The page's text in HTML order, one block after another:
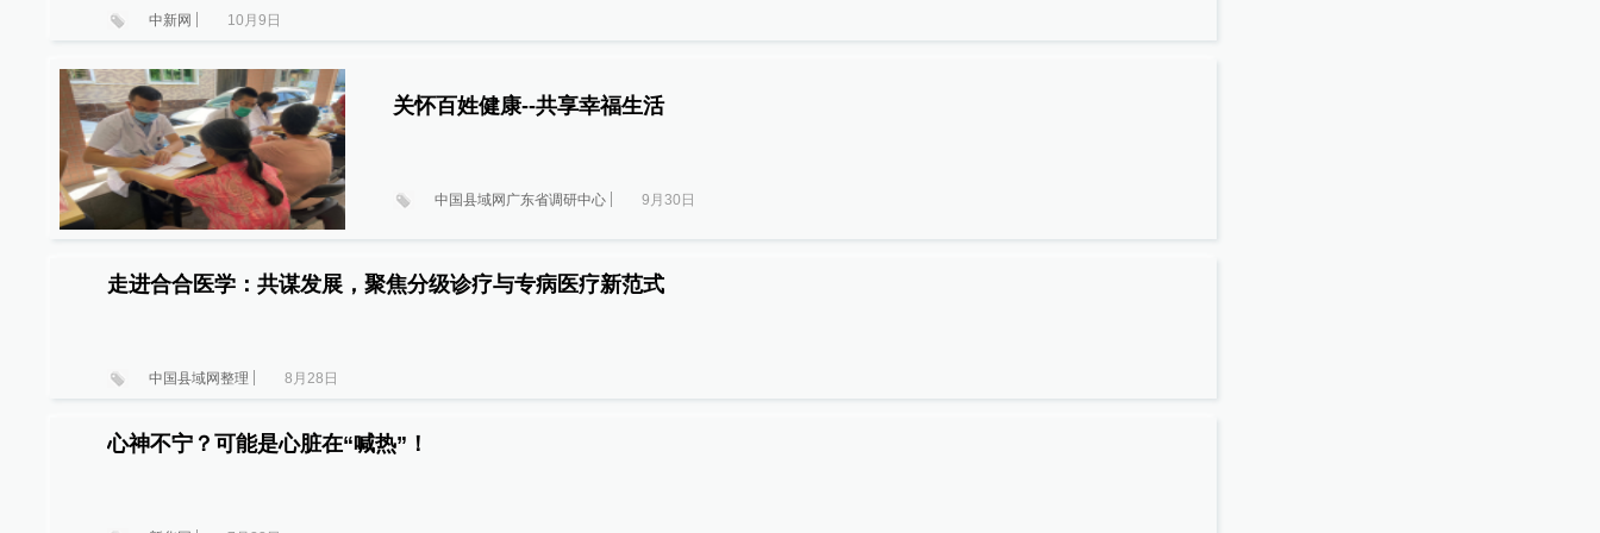
中新网 10月9日
关怀百姓健康--共享幸福生活
中国县域网广东省调研中心 9月30日
走进合合医学：共谋发展，聚焦分级诊疗与专病医疗新范式
中国县域网整理 8月28日
心神不宁？可能是心脏在“喊热”！